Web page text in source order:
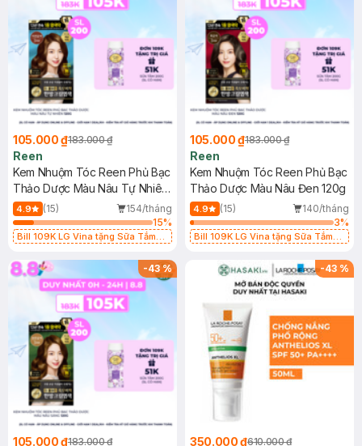
105.000 ₫183.000 ₫
Reen
Kem Nhuộm Tóc Reen Phủ Bạc
Thảo Dược Màu Nâu Tự Nhiên
120g
4.9 (15)
154/tháng
15%
Bill 109K LG Vina tặng Sữa Tắm
(SL có hạn)
105.000 ₫183.000 ₫
Reen
Kem Nhuộm Tóc Reen Phủ Bạc
Thảo Dược Màu Nâu Đen 120g
4.9 (15)
140/tháng
3%
Bill 109K LG Vina tặng Sữa Tắm
(SL có hạn)
-43%
105.000 ₫183.000 ₫
-43 %
350.000 ₫610.000 ₫